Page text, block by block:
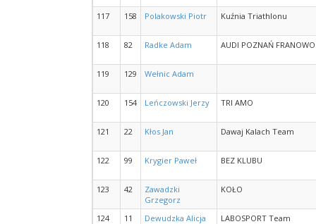
117 158 Polakowski Piotr Kuźnia Triathlonu
118 82 Radke Adam AUDI POZNAŃ FRANOWO
119 129 Wełnic Adam
120 154 Leńczowski Jerzy TRI AMO
121 22 Kłos Jan Dawaj Kalach Team
122 99 Krygier Paweł BEZ KLUBU
123 42
Zawadzki
Grzegorz
KOŁO
124 11 Dewudzka Alicja LABOSPORT Team